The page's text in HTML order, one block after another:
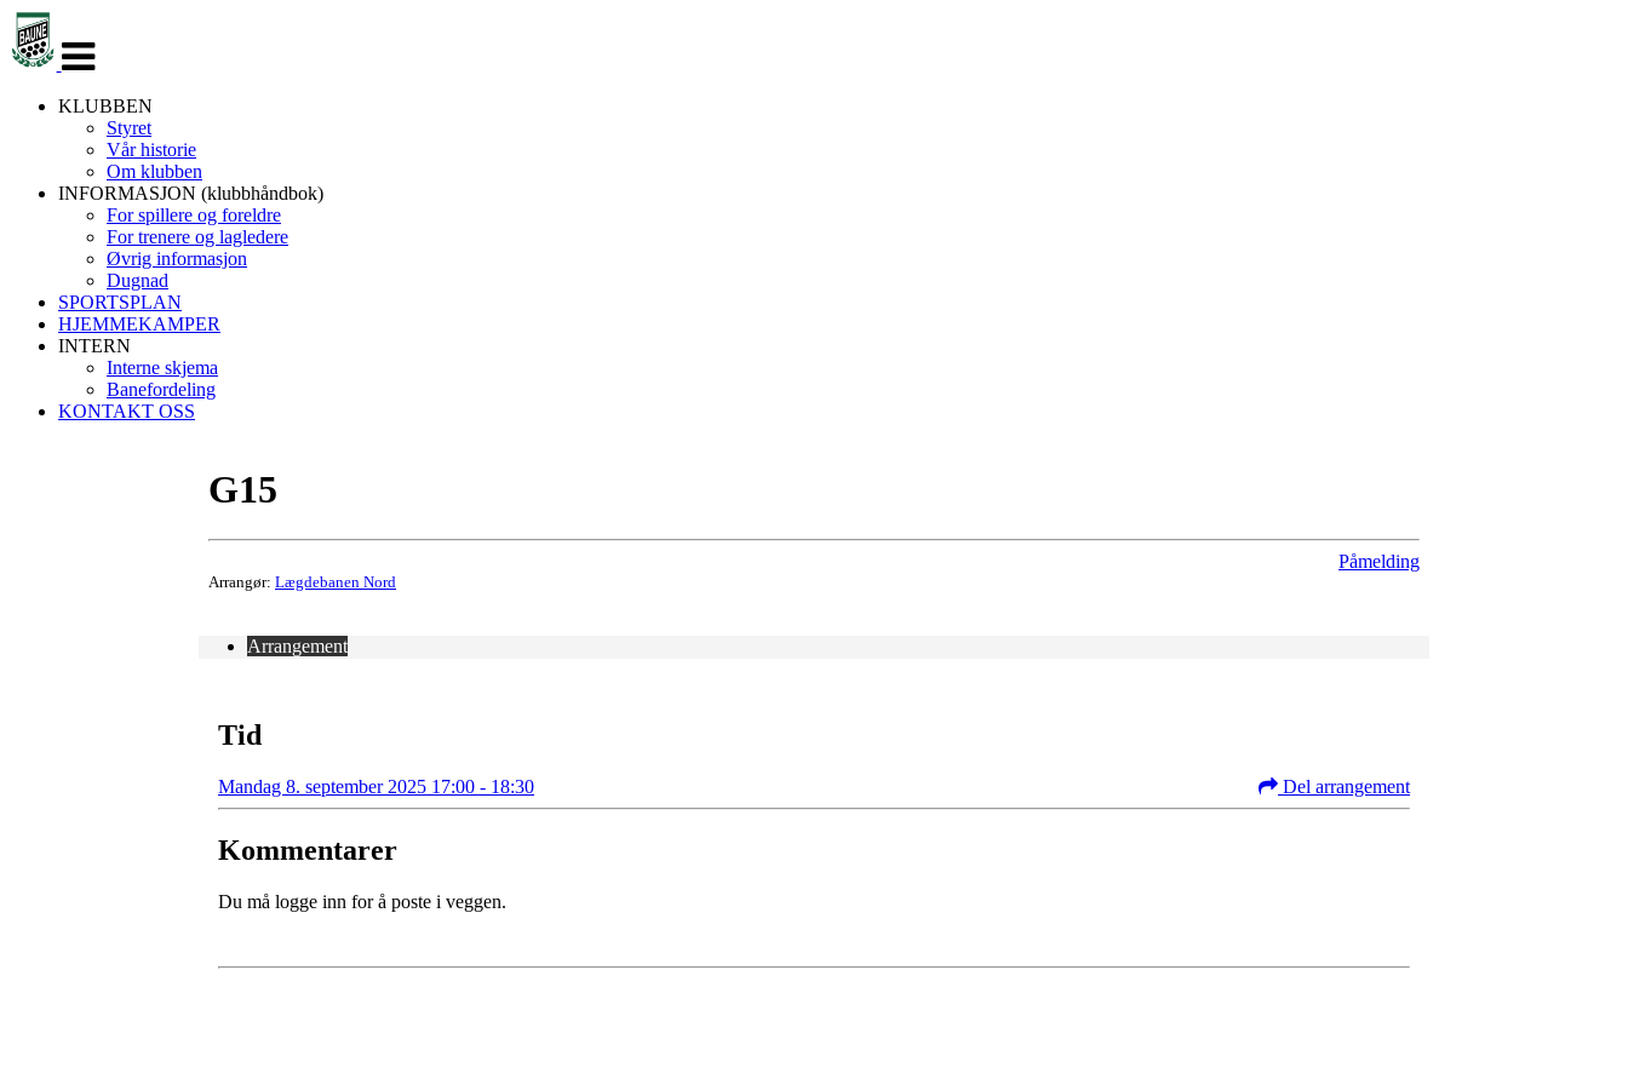
navigasjon
KLUBBEN
Styret
Vår historie
Om klubben
INFORMASJON (klubbhåndbok)
For spillere og foreldre
For trenere og lagledere
Øvrig informasjon
Dugnad
SPORTSPLAN
HJEMMEKAMPER
INTERN
Interne skjema
Banefordeling
KONTAKT OSS
G15
Arrangør: Lægdebanen Nord
Påmelding
Arrangement
Tid
Mandag 8. september 2025 17:00 - 18:30 Del arrangement
Kommentarer
Du må logge inn for å poste i veggen.